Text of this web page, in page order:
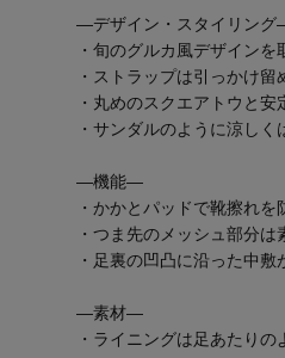
―デザイン・スタイリン
・旬のグルカ風デザイン
・ストラップは引っかけ
・丸めのスクエアトウと
・サンダルのように涼しく
―機能―
・かかとパッドで靴擦れを
・つま先のメッシュ部分
・足裏の凹凸に沿った中敷
―素材―
・ライニングは足あたり